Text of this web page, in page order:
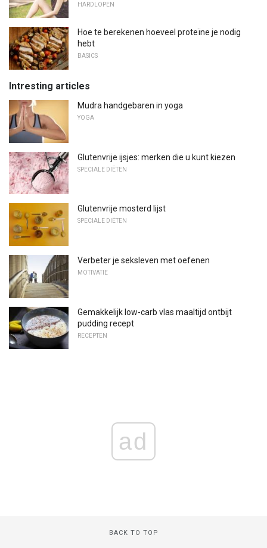
HARDLOPEN
Hoe te berekenen hoeveel proteïne je nodig
hebt
BASICS
Intresting articles
Mudra handgebaren in yoga
YOGA
Glutenvrije ijsjes: merken die u kunt kiezen
SPECIALE DIËTEN
Glutenvrije mosterd lijst
SPECIALE DIËTEN
Verbeter je seksleven met oefenen
MOTIVATIE
Gemakkelijk low-carb vlas maaltijd ontbijt
pudding recept
RECEPTEN
ad
BACK TO TOP